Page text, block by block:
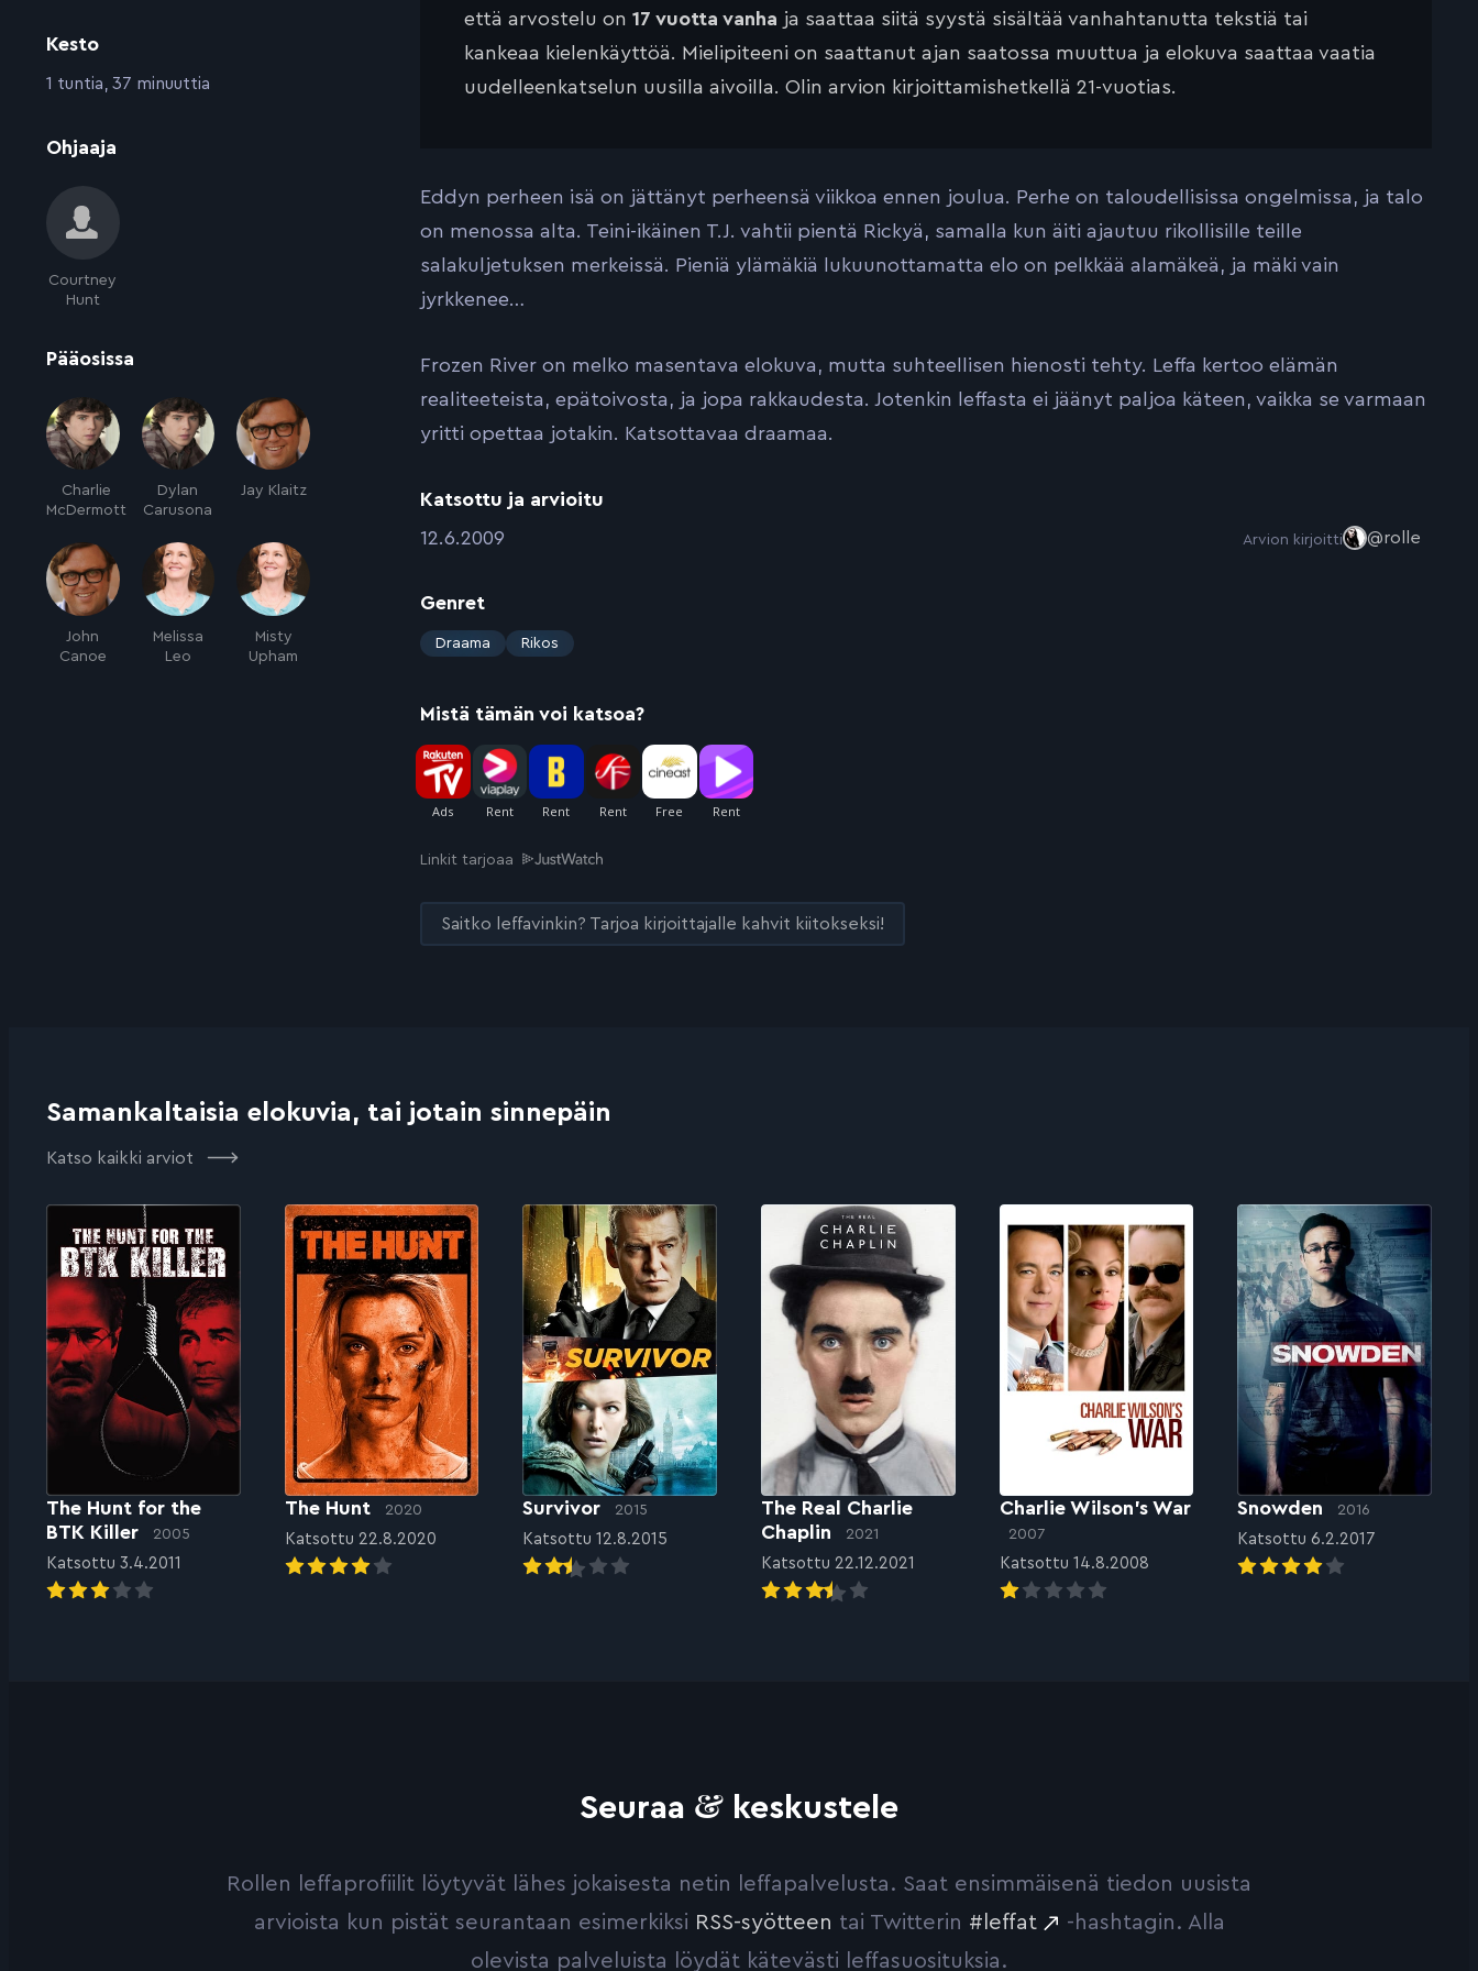
Kesto
:1 tuntia, 37 minuuttia
Ohjaaja
Courtney
Hunt
Pääosissa
Charlie
McDermott
Dylan
Carusona
Jay Klaitz
John
Canoe
Melissa
Leo
Misty
Upham
että arvostelu on 17 vuotta vanha ja saattaa siitä syystä sisältää vanhahtanutta tekstiä tai
kankeaa kielenkäyttöä. Mielipiteeni on saattanut ajan saatossa muuttua ja elokuva saattaa vaatia
uudelleenkatselun uusilla aivoilla. Olin arvion kirjoittamishetkellä 21-vuotias.
Eddyn perheen isä on jättänyt perheensä viikkoa ennen joulua. Perhe on taloudellisissa ongelmissa, ja talo
on menossa alta. Teini-ikäinen T.J. vahtii pientä Rickyä, samalla kun äiti ajautuu rikollisille teille
salakuljetuksen merkeissä. Pieniä ylämäkiä lukuunottamatta elo on pelkkää alamäkeä, ja mäki vain
jyrkkenee…
Frozen River on melko masentava elokuva, mutta suhteellisen hienosti tehty. Leffa kertoo elämän
realiteeteista, epätoivosta, ja jopa rakkaudesta. Jotenkin leffasta ei jäänyt paljoa käteen, vaikka se varmaan
yritti opettaa jotakin. Katsottavaa draamaa.
Katsottu ja arvioitu
:12.6.2009 Arvion kirjoitti @rolle
Genret
:
Draama Rikos
Mistä tämän voi katsoa?
Linkit tarjoaa
Saitko leffavinkin? Tarjoa kirjoittajalle kahvit kiitokseksi!
Samankaltaisia elokuvia, tai jotain sinnepäin
Katso kaikki arviot
The Hunt for the
BTK Killer
2005
Katsottu 3.4.2011
The Hunt 2020
Katsottu 22.8.2020
Survivor 2015
Katsottu 12.8.2015
The Real Charlie
Chaplin
2021
Katsottu 22.12.2021
Charlie Wilson’s War
2007
Katsottu 14.8.2008
Snowden 2016
Katsottu 6.2.2017
Seuraa & keskustele
Rollen leffaprofiilit löytyvät lähes jokaisesta netin leffapalvelusta. Saat ensimmäisenä tiedon uusista
arvioista kun pistät seurantaan esimerkiksi RSS-syötteen tai Twitterin #leffat
-hashtagin. Alla
olevista palveluista löydät kätevästi leffasuosituksia.